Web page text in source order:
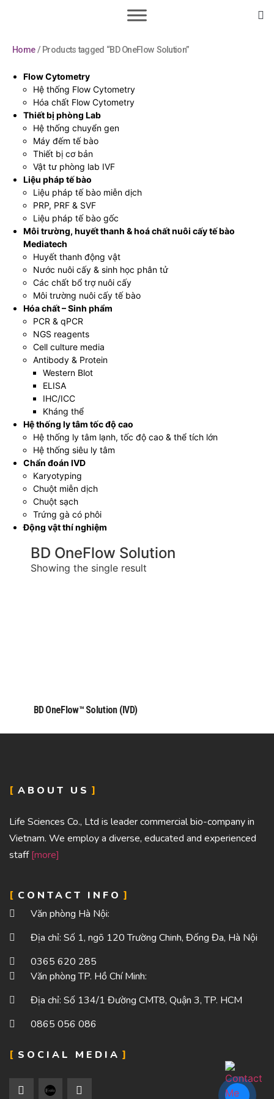
Home/ Products tagged “BD OneFlow Solution”
Flow Cytometry
Hệ thống Flow Cytometry
Hóa chất Flow Cytometry
Thiết bị phòng Lab
Hệ thống chuyển gen
Máy đếm tế bào
Thiết bị cơ bản
Vật tư phòng lab IVF
Liệu pháp tế bào
Liệu pháp tế bào miễn dịch
PRP, PRF & SVF
Liệu pháp tế bào gốc
Môi trường, huyết thanh & hoá chất nuôi cấy tế bào
Mediatech
Huyết thanh động vật
Nước nuôi cấy & sinh học phân tử
Các chất bổ trợ nuôi cấy
Môi trường nuôi cấy tế bào
Hóa chất – Sinh phẩm
PCR & qPCR
NGS reagents
Cell culture media
Antibody & Protein
Western Blot
ELISA
IHC/ICC
Kháng thể
Hệ thống ly tâm tốc độ cao
Hệ thống ly tâm lạnh, tốc độ cao & thể tích lớn
Hệ thống siêu ly tâm
Chẩn đoán IVD
Karyotyping
Chuột miễn dịch
Chuột sạch
Trứng gà có phôi
Động vật thí nghiệm
BD OneFlow Solution
Showing the single result
BD OneFlow™ Solution (IVD)
ABOUT US
Life Sciences Co., Ltd is leader commercial bio-company in
Vietnam. We employ a diverse, educated and experienced
staff[more]
CONTACT INFO
Văn phòng Hà Nội:
Địa chỉ: Số 1, ngõ 120 Trường Chinh, Đống Đa, Hà Nội
0365 620 285
Văn phòng TP. Hồ Chí Minh:
Địa chỉ: Số 134/1 Đường CMT8, Quận 3, TP. HCM
0865 056 086
SOCIAL MEDIA